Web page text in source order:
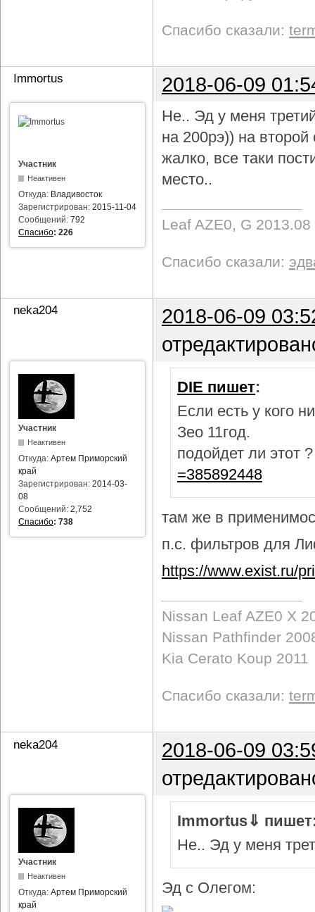
Спасибо сказали:
Immortus 2018-06-09
Участник
Неактивен
Откуда: Владивосток
Зарегистрирован: 2015-11-04
Сообщений: 792
Спасибо: 226
Не.. Эд у меня
на 200рэ)) на
жалко, все таки
место..
Leaf AZE0, G 2013.08
Спасибо сказали:
neka204
2018-06-09
Участник
Неактивен
Откуда: Артем Приморский
край
Зарегистрирован: 2014-03-
08
Сообщений: 2,752
Спасибо: 738
DIE пишет:
Если есть у кого
Зео 11год.
подойдет ли этот
=385892448
там же в
п.с. фильтров для
https://www.exist.ru/
Nissan Leaf AZE0 X
Nissan Pathfinder
Kia Cerato Koup 2011
Спасибо сказали:
neka204
2018-06-09
Участник
Неактивен
Откуда: Артем Приморский
край
Immortus⇓
Не.. Эд у меня
Эд с Олегом: